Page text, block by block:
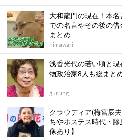
大和龍門の現在！本
での名言やその後の
まとめ
himawari
浅香光代の若い頃と
物政治家8人も総まと
gurung
クラウディア(梅宮辰
ちやホステス時代・
像あり】